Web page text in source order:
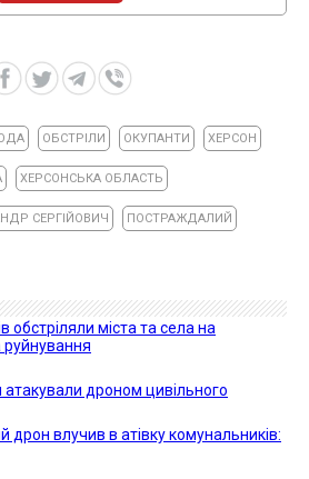
ОБСТРІЛИ ОКУПАНТИ ХЕРСОН
ХЕРСОНСЬКА ОБЛАСТЬ
СЕРГІЙОВИЧ ПОСТРАЖДАЛИЙ
обстріляли міста та села на
руйнування
атакували дроном цивільного
дрон влучив в атівку комунальників: